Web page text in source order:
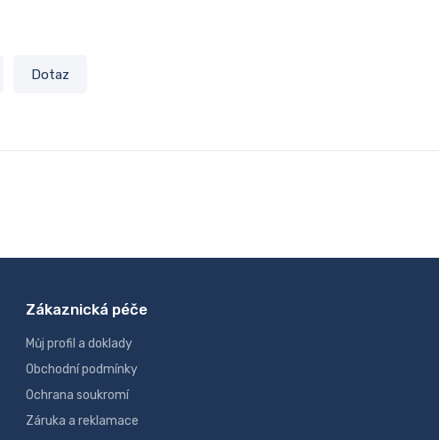
Dotaz
Zákaznická péče
Můj profil a doklady
Obchodní podmínky
Ochrana soukromí
Záruka a reklamace